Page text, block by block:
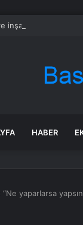
inşaat sektöründe
HABER
“Ne yaparlarsa